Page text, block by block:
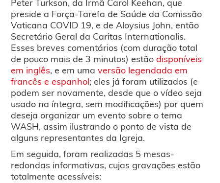
preside a Força-Tarefa de Saúde da Comissão
Vaticana COVID 19, e de Aloysius John, então
Secretário Geral da Caritas Internationalis.
Esses breves comentários (com duração total
de pouco mais de 3 minutos) estãodisponíveis
em inglês, e em umaversão legendada em
francês e espanhol; eles já foram utilizados (e
podem ser novamente, desde que o vídeo seja
usado na íntegra, sem modificações) por quem
deseja organizar um evento sobre o tema
WASH, assim ilustrando o ponto de vista de
alguns representantes da Igreja.
Em seguida, foram realizadas 5 mesas-
redondas informativas, cujas gravações estão
totalmente acessíveis: